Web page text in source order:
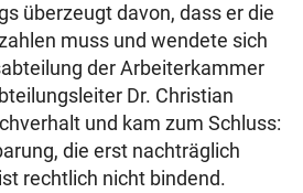
überzeugt davon, dass er die
muss und wendete sich
der Arbeiterkammer
Dr. Christian
und kam zum Schluss:
die erst nachträglich
rechtlich nicht bindend.